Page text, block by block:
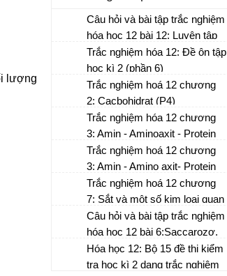
lượng
Câu hỏi và bài tập trắc nghiệm
hóa học 12 bài 12: Luyện tập
cấu tạo và tính chất của amin,
amino axit và protein (P1)
Trắc nghiệm hóa 12: Đề ôn tập
học kì 2 (phần 6)
Trắc nghiệm hoá 12 chương
2: Cacbohidrat (P4)
Trắc nghiệm hóa 12 chương
3: Amin - Aminoaxit - Protein
(P6)
Trắc nghiệm hoá 12 chương
3: Amin - Amino axit- Protein
(P5)
Trắc nghiệm hoá 12 chương
7: Sắt và một số kim loại quan
trọng (P5)
Câu hỏi và bài tập trắc nghiệm
hóa học 12 bài 6:Saccarozơ,
tinh bột và xenlulozơ (P2)
Hóa học 12: Bộ 15 đề thi kiểm
tra học kì 2 dạng trắc nghiệm